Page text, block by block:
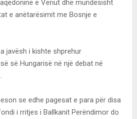
e Veriut dhe mundësisht
e anëtarësimit me Bosnje e
javësh i kishte shprehur
së Hungarisë në një debat në
se edhe pagesat e para për disa
i rritjes i Ballkanit Perëndimor do